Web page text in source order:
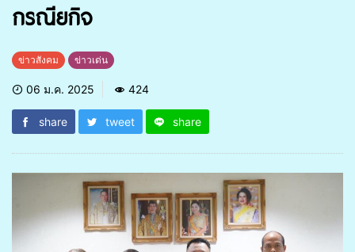
กรณียกิจ
ข่าวสังคม ข่าวเด่น
06 ม.ค. 2025 424
share tweet share